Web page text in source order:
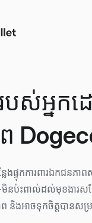
របស់អ្នក
ងផ្ទុកការពារឯកជនភា
មិនប៉ះពាល់ដល់មុខងារសដ
ព និងអាចទុកចិត្តបានសម្